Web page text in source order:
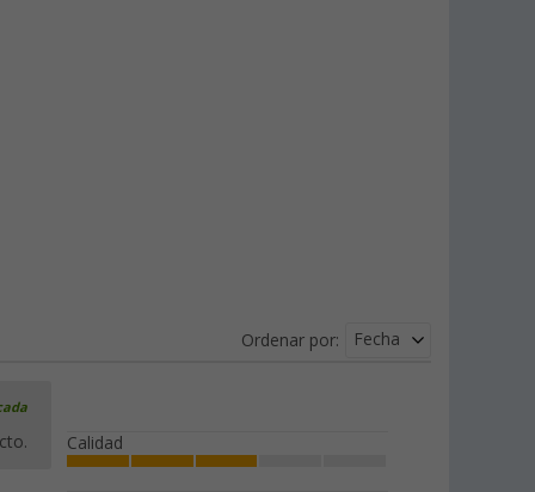
Ordenar por: Fecha
Calidad